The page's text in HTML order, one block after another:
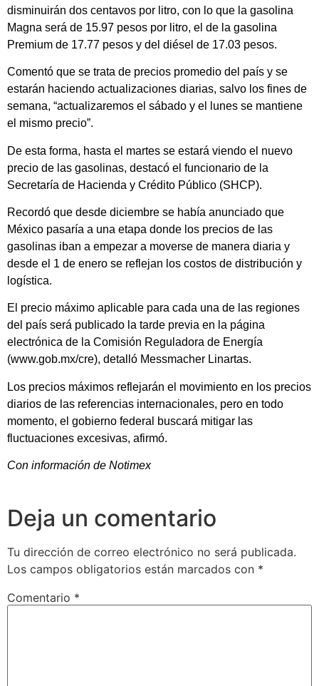
disminuirán dos centavos por litro, con lo que la gasolina
Magna será de 15.97 pesos por litro, el de la gasolina
Premium de 17.77 pesos y del diésel de 17.03 pesos.
Comentó que se trata de precios promedio del país y se
estarán haciendo actualizaciones diarias, salvo los fines de
semana, “actualizaremos el sábado y el lunes se mantiene
el mismo precio”.
De esta forma, hasta el martes se estará viendo el nuevo
precio de las gasolinas, destacó el funcionario de la
Secretaría de Hacienda y Crédito Público (SHCP).
Recordó que desde diciembre se había anunciado que
México pasaría a una etapa donde los precios de las
gasolinas iban a empezar a moverse de manera diaria y
desde el 1 de enero se reflejan los costos de distribución y
logística.
El precio máximo aplicable para cada una de las regiones
del país será publicado la tarde previa en la página
electrónica de la Comisión Reguladora de Energía
(www.gob.mx/cre), detalló Messmacher Linartas.
Los precios máximos reflejarán el movimiento en los precios
diarios de las referencias internacionales, pero en todo
momento, el gobierno federal buscará mitigar las
fluctuaciones excesivas, afirmó.
Con información de Notimex
Deja un comentario
Tu dirección de correo electrónico no será publicada.
Los campos obligatorios están marcados con *
Comentario *